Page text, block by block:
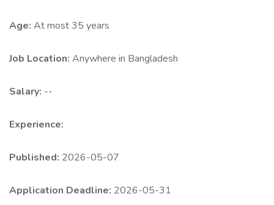
Age: At most 35 years
Job Location: Anywhere in Bangladesh
Salary: --
Experience:
Published: 2026-05-07
Application Deadline: 2026-05-31